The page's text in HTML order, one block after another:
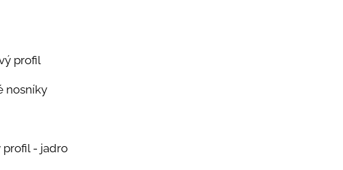
profil
nosníky
profil - jadro